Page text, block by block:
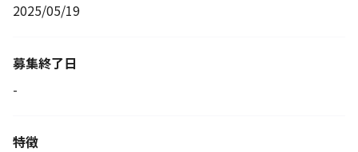
2025/05/19
募集終了日
-
特徴